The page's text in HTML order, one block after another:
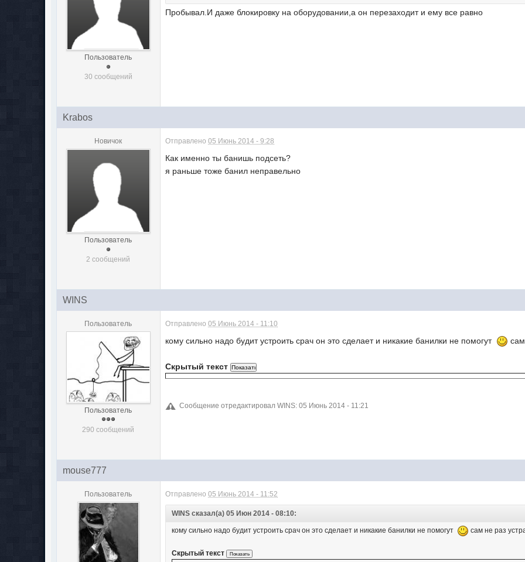
Пользователь
30 сообщений
Пробывал.И даже блокировку на оборудовании,а он перезаходит и ему все равно
Krabos
Новичок
Пользователь
2 сообщений
Отправлено05 Июнь 2014 - 9:28
Как именно ты банишь подсеть?
я раньше тоже банил неправельно
WINS
Пользователь
Пользователь
290 сообщений
Отправлено05 Июнь 2014 - 11:10
кому сильно надо будит устроить срач он это сделает и никакие банилки не помогут
Скрытый текст
Сообщение отредактировал WINS: 05 Июнь 2014 - 11:21
mouse777
Пользователь Отправлено05 Июнь 2014 - 11:52
WINS сказал(а) 05 Июн 2014 - 08:10:
кому сильно надо будит устроить срач он это сделает и никакие банилки не помогут сам не раз
Скрытый текст